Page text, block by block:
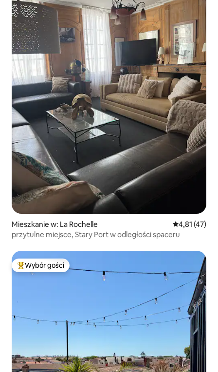
Mieszkanie w: La Rochelle Średnia
4,81 (47)
przytulne miejsce, Stary Port w odległości spaceru
Najpopularniejsze z kategorii Wybór gości
Wybór gości